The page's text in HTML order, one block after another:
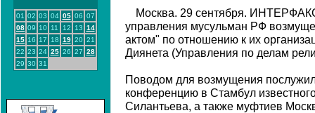
01 02 03 04 05 06 07
08 09 10 11 12 13 14
15 16 17 18 19 20 21
22 23 24 25 26 27 28
29 30 31
Москва. 29 сентября.
управления мусульман РФ
актом" по отношению к их
Диянета (Управления по делам
Поводом для возмущения
конференцию в Стамбул
Силантьева, а также муфтиев